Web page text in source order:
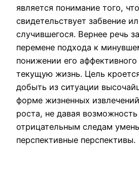
является понимание того,
свидетельствует забвение
случившегося. Вернее речь
перемене подхода к
понижении его
текущую жизнь. Цель
добыть из ситуации
форме жизненных
роста, не давая
отрицательным следам
перспективные перспективы.